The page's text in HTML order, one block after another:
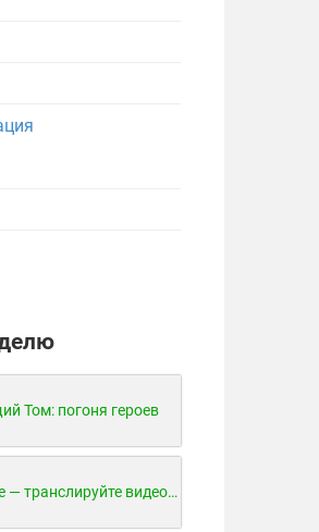
Том: погоня героев
Periscope — транслируйте видео в реальном времени!